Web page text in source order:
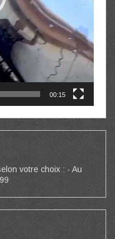
00:15
votre choix : - Au